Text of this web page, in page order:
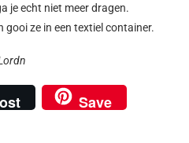
je echt niet meer dragen.
gooi ze in een textiel container.
Save